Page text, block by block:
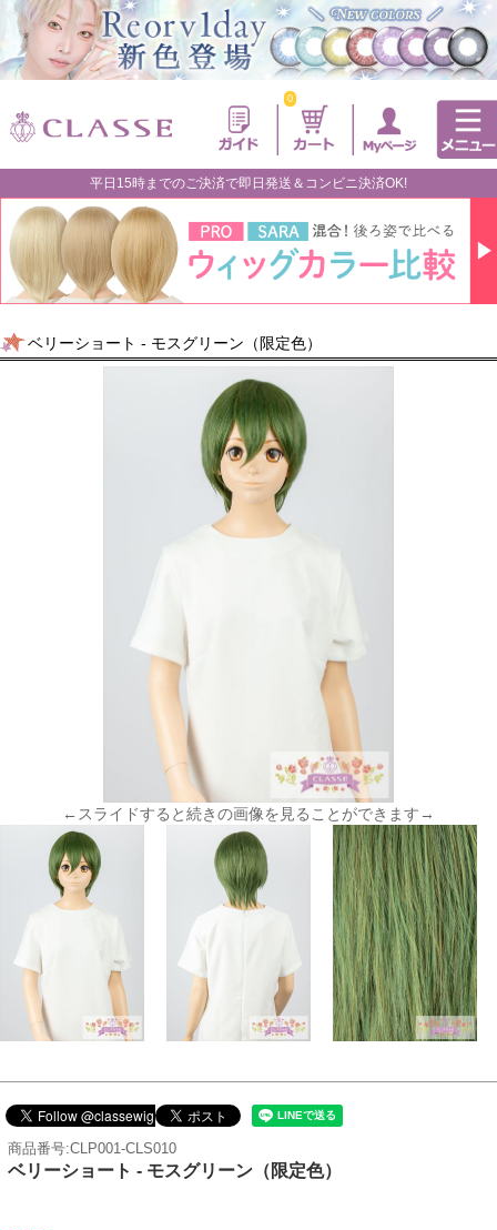
0
平日15時までのご決済で即日発送＆コンビニ決済OK!
ベリーショート - モスグリーン（限定色）
←スライドすると続きの画像を見ることができます→
商品番号:CLP001-CLS010
ベリーショート - モスグリーン（限定色）